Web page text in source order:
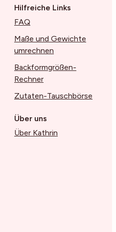
Hilfreiche Links
FAQ
Maße und Gewichte
umrechnen
Backformgrößen-
Rechner
Zutaten-Tauschbörse
Über uns
Über Kathrin